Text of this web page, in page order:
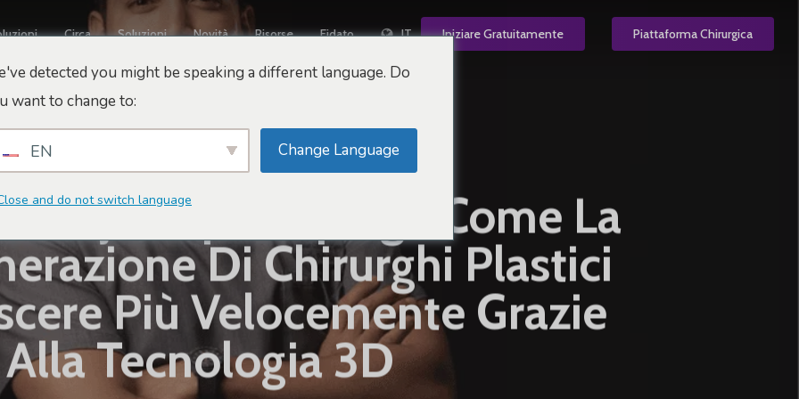
Circa Soluzioni Novità Risorse Fidato IT Iniziare Gratuitamente Piattaforma Chirurgica
Colloqui Arbrea
López Spiega Come La
Di Chirurghi Plastici
Più Velocemente Grazie
Alla Tecnologia 3D
detected you might be speaking a different language. Do
want to change to:
EN Change Language
and do not switch language